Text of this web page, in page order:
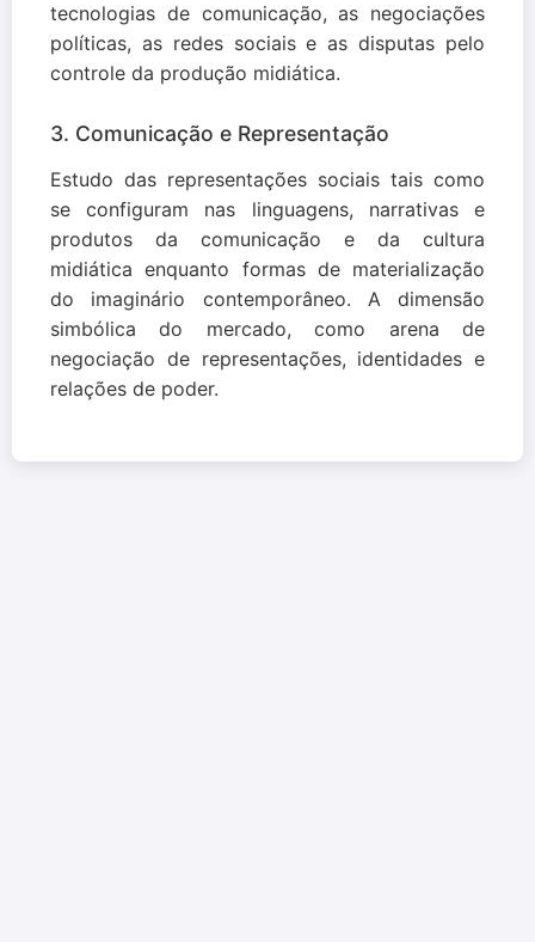
tecnologias de comunicação, as negociações
políticas, as redes sociais e as disputas pelo
controle da produção midiática.
3. Comunicação e Representação
Estudo das representações sociais tais como
se configuram nas linguagens, narrativas e
produtos da comunicação e da cultura
midiática enquanto formas de materialização
do imaginário contemporâneo. A dimensão
simbólica do mercado, como arena de
negociação de representações, identidades e
relações de poder.